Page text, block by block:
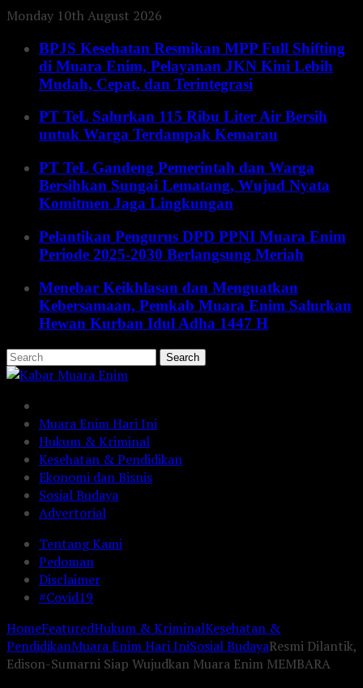
Monday 10th August 2026
BPJS Kesehatan Resmikan MPP Full Shifting
di Muara Enim, Pelayanan JKN Kini Lebih
Mudah, Cepat, dan Terintegrasi
PT TeL Salurkan 115 Ribu Liter Air Bersih
untuk Warga Terdampak Kemarau
PT TeL Gandeng Pemerintah dan Warga
Bersihkan Sungai Lematang, Wujud Nyata
Komitmen Jaga Lingkungan
Pelantikan Pengurus DPD PPNI Muara Enim
Periode 2025-2030 Berlangsung Meriah
Menebar Keikhlasan dan Menguatkan
Kebersamaan, Pemkab Muara Enim Salurkan
Hewan Kurban Idul Adha 1447 H
Muara Enim Hari Ini
Hukum & Kriminal
Kesehatan & Pendidikan
Ekonomi dan Bisnis
Sosial Budaya
Advertorial
Tentang Kami
Pedoman
Disclaimer
#Covid19
HomeFeaturedHukum & KriminalKesehatan &
PendidikanMuara Enim Hari IniSosial BudayaResmi Dilantik,
Edison-Sumarni Siap Wujudkan Muara Enim MEMBARA